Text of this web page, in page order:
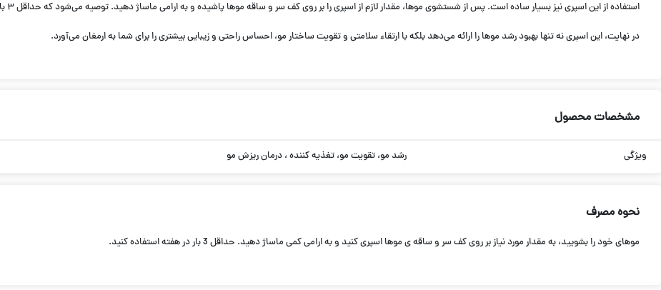
استفاده از این اسپری نیز بسیار ساده است. پس از شستشوی موها، مقدار لازم از اسپری را بر روی کف سر و ساقه موها پاشیده و به ارامی ماساژ دهید. توصیه می‌شود که حداقل ۳ بار در هفته از این محصول استفاده کنید تا به بهترین نتیجه برسید.
در نهایت، این اسپری نه تنها بهبود رشد موها را ارائه می‌دهد بلکه با ارتقاء سلامتی و تقویت ساختار مو، احساس راحتی و زیبایی بیشتری را برای شما به ارمغان می‌آورد.
مشخصات محصول
ویژگی رشد مو، تقویت مو، تغذیه کننده ، درمان ریزش مو
نحوه مصرف
موهای خود را بشویید، به مقدار مورد نیاز بر روی کف سر و ساقه ی موها اسپری کنید و به ارامی کمی ماساژ دهید. حداقل 3 بار در هفته استفاده کنید.